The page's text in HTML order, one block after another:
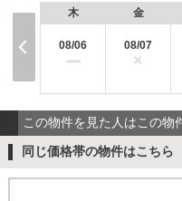
木
08/06
ー
金
08/07
×
この物件を見た人はこの物
同じ価格帯の物件はこちら